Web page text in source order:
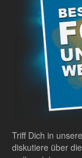
Triff Dich in
diskutiere über